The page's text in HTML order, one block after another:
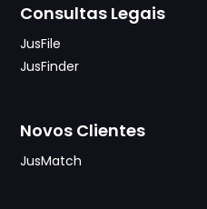
Consultas Legais
JusFile
JusFinder
Novos Clientes
JusMatch